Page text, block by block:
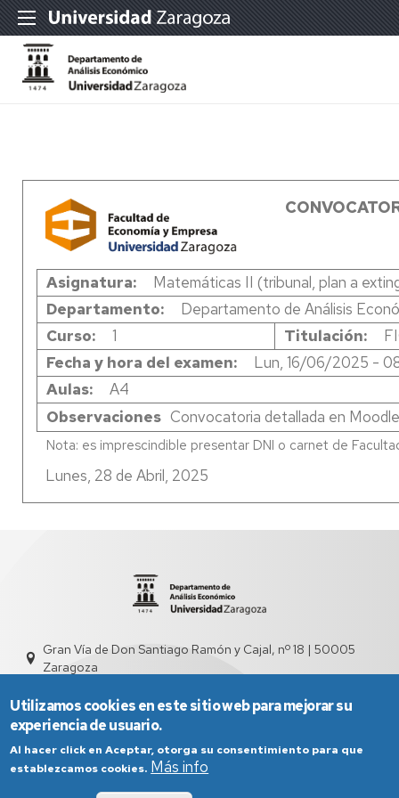
Asignatura
Matemáticas II (tribunal, plan a
Departamento
Departamento de Análisis
Curso
1 Titulación
Fecha y hora del examen
Lun, 16/06/2025 -
Aulas
A4
Observaciones Convocatoria detallada en Moodle
Lunes, 28 de Abril, 2025
Gran Vía de Don Santiago Ramón y Cajal, nº 18 | 50005
Zaragoza
Utilizamos cookies en este sitio web para mejorar su
experiencia de usuario.
Al hacer click en Aceptar, otorga su consentimiento para que
establezcamos cookies. Más info